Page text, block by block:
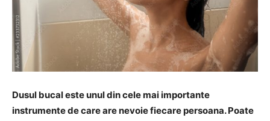
Dusul bucal este unul din cele mai importante
instrumente de care are nevoie fiecare persoana. Poate